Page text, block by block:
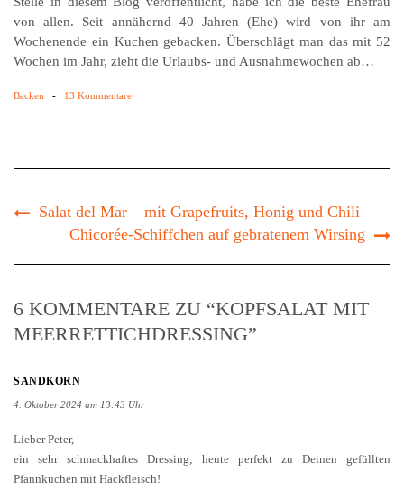
von allen. Seit annähernd 40 Jahren (Ehe) wird von ihr am
Wochenende ein Kuchen gebacken. Überschlägt man das mit 52
Wochen im Jahr, zieht die Urlaubs- und Ausnahmewochen ab…
Backen - 13 Kommentare
Salat del Mar – mit Grapefruits, Honig und Chili
Chicorée-Schiffchen auf gebratenem Wirsing
6 KOMMENTARE ZU “KOPFSALAT MIT
MEERRETTICHDRESSING”
SANDKORN
4. Oktober 2024 um 13:43 Uhr
Lieber Peter,
ein sehr schmackhaftes Dressing; heute perfekt zu Deinen gefüllten
Pfannkuchen mit Hackfleisch!